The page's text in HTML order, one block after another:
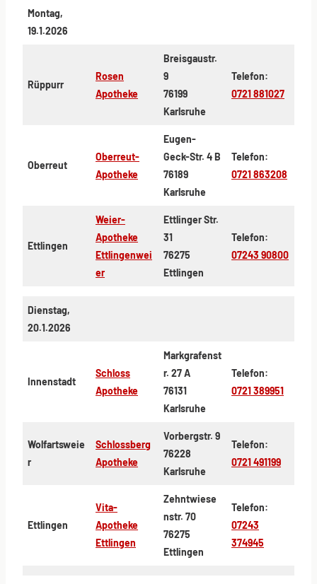
Montag,
19.1.2026
Rüppurr
Rosen
Apotheke
Breisgaustr.
9
76199
Karlsruhe
Telefon:
0721 881027
Oberreut
Oberreut-
Apotheke
Eugen-
Geck-Str. 4 B
76189
Karlsruhe
Telefon:
0721 863208
Ettlingen
Weier-
Apotheke
Ettlingenwei
er
Ettlinger Str.
31
76275
Ettlingen
Telefon:
07243 90800
Dienstag,
20.1.2026
Innenstadt
Schloss
Apotheke
Markgrafenst
r. 27 A
76131
Karlsruhe
Telefon:
0721 389951
Wolfartsweie
r
Schlossberg
Apotheke
Vorbergstr. 9
76228
Karlsruhe
Telefon:
0721 491199
Ettlingen
Vita-
Apotheke
Ettlingen
Zehntwiese
nstr. 70
76275
Ettlingen
Telefon:
07243
374945